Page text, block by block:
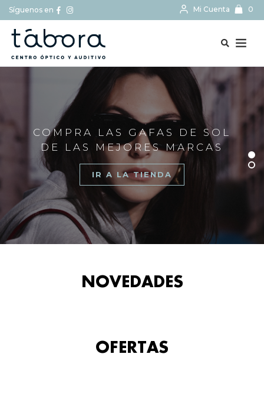
Síguenos en Mi Cuenta 0
COMPRA LAS GAFAS DE SOL
DE LAS MEJORES MARCAS
IR A LA TIENDA
NOVEDADES
OFERTAS